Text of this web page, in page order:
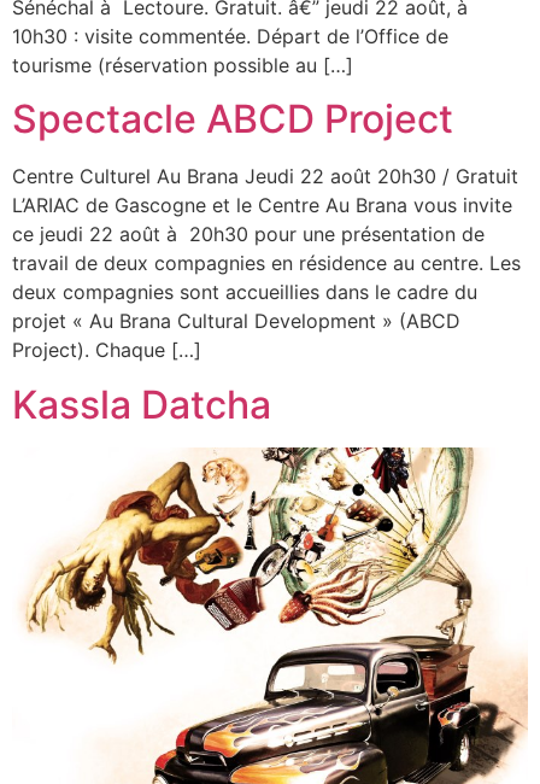
Sénéchal à Lectoure. Gratuit. â€” jeudi 22 août, à
10h30 : visite commentée. Départ de l’Office de
tourisme (réservation possible au […]
Spectacle ABCD Project
Centre Culturel Au Brana Jeudi 22 août 20h30 / Gratuit
L’ARIAC de Gascogne et le Centre Au Brana vous invite
ce jeudi 22 août à 20h30 pour une présentation de
travail de deux compagnies en résidence au centre. Les
deux compagnies sont accueillies dans le cadre du
projet « Au Brana Cultural Development » (ABCD
Project). Chaque […]
Kassla Datcha